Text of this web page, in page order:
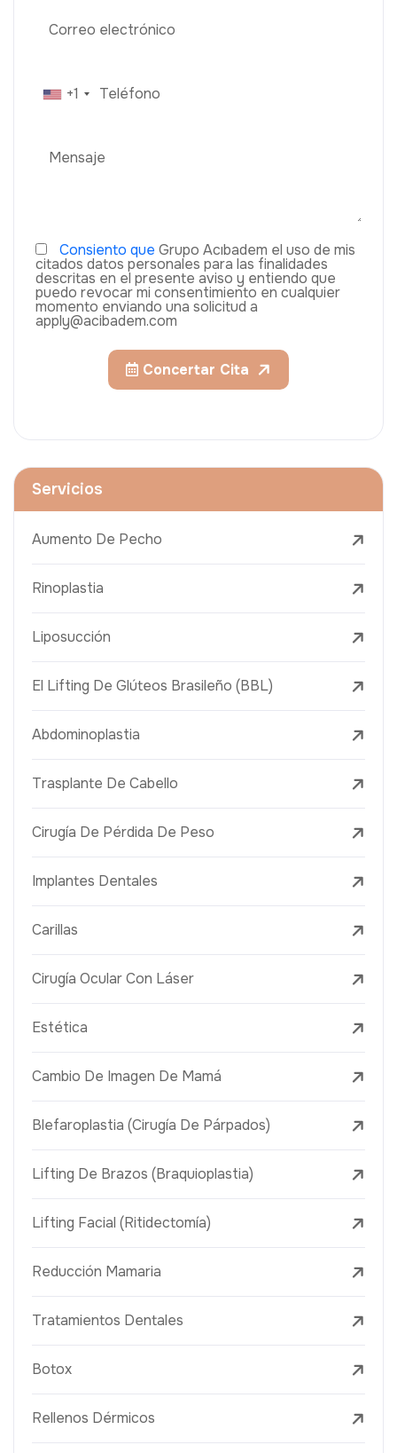
+1
Consiento que Grupo Acıbadem el uso de mis
citados datos personales para las finalidades
descritas en el presente aviso y entiendo que
puedo revocar mi consentimiento en cualquier
momento enviando una solicitud a
apply@acibadem.com
Concertar Cita
Servicios
Aumento De Pecho
Rinoplastia
Liposucción
El Lifting De Glúteos Brasileño (BBL)
Abdominoplastia
Trasplante De Cabello
Cirugía De Pérdida De Peso
Implantes Dentales
Carillas
Cirugía Ocular Con Láser
Estética
Cambio De Imagen De Mamá
Blefaroplastia (Cirugía De Párpados)
Lifting De Brazos (Braquioplastia)
Lifting Facial (Ritidectomía)
Reducción Mamaria
Tratamientos Dentales
Botox
Rellenos Dérmicos